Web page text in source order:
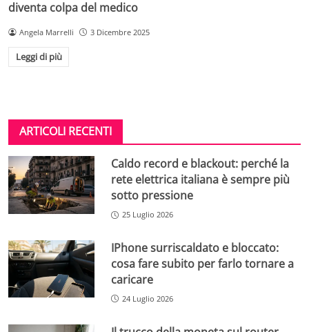
diventa colpa del medico
Angela Marrelli 3 Dicembre 2025
Leggi di più
ARTICOLI RECENTI
Caldo record e blackout: perché la
rete elettrica italiana è sempre più
sotto pressione
25 Luglio 2026
IPhone surriscaldato e bloccato:
cosa fare subito per farlo tornare a
caricare
24 Luglio 2026